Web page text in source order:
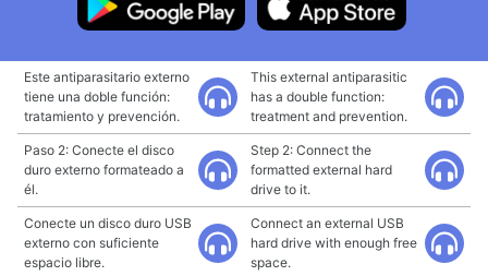
Este antiparasitario externo
tiene una doble función:
tratamiento y prevención.
This external antiparasitic
has a double function:
treatment and prevention.
Paso 2: Conecte el disco
duro externo formateado a
él.
Step 2: Connect the
formatted external hard
drive to it.
Conecte un disco duro USB
externo con suficiente
espacio libre.
Connect an external USB
hard drive with enough free
space.